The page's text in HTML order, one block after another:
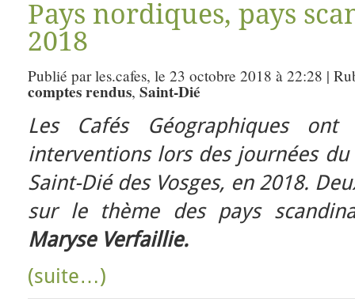
Pays nordiques, pays
2018
Publié par les.cafes, le 23 octobre 2018 à 22:28 |
comptes rendus, Saint-Dié
Les Cafés Géographiques
interventions lors des journées
Saint-Dié des Vosges, en 2018.
sur le thème des pays
Maryse Verfaillie.
(suite…)